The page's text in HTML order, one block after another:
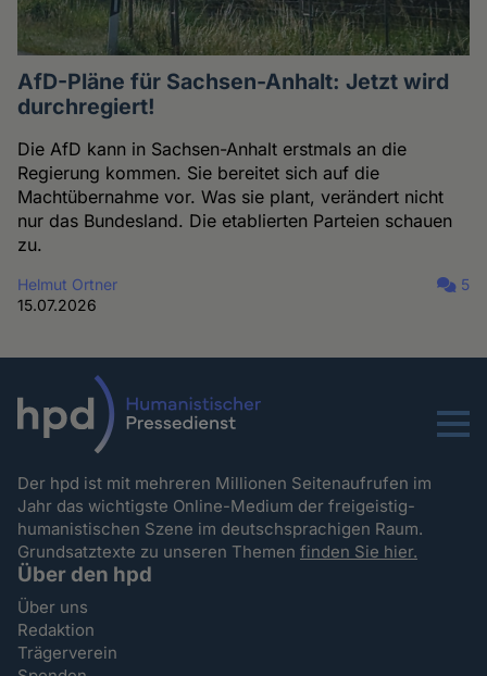
AfD-Pläne für Sachsen-Anhalt: Jetzt wird
durchregiert!
Die AfD kann in Sachsen-Anhalt erstmals an die
Regierung kommen. Sie bereitet sich auf die
Machtübernahme vor. Was sie plant, verändert nicht
nur das Bundesland. Die etablierten Parteien schauen
zu.
Helmut Ortner
15.07.2026
5
Menu
Der hpd ist mit mehreren Millionen Seitenaufrufen im
Jahr das wichtigste Online-Medium der freigeistig-
humanistischen Szene im deutschsprachigen Raum.
Grundsatztexte zu unseren Themenfinden Sie hier.
Über den hpd
Über uns
Redaktion
Trägerverein